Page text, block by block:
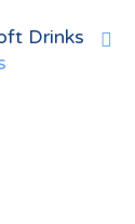
Drinks